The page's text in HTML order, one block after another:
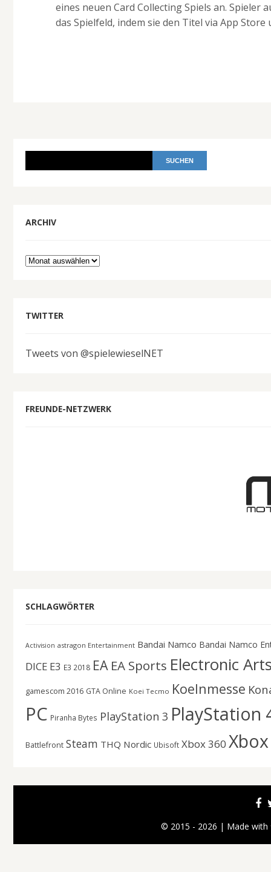
eines neuen Card Collecting Spiels an.
das Spielfeld, indem sie den Titel via App
ARCHIV
Archiv
TWITTER
Tweets von @spielewieselNET
FREUNDE-NETZWERK
SCHLAGWÖRTER
Activision astragon Entertainment Bandai Namco Bandai Namco
DICE E3 E3 2018 EA EA Sports Electronic
gamescom 2016 GTA Online Koei Tecmo Koelnmesse
PC Piranha Bytes PlayStation 3 PlayStation
Battlefront Steam THQ Nordic Ubisoft Xbox 360
© 2015 - 2026 | Made